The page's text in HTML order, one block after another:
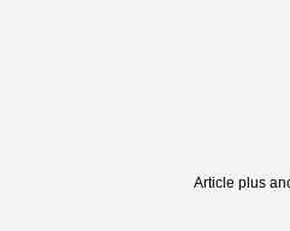
Article plus